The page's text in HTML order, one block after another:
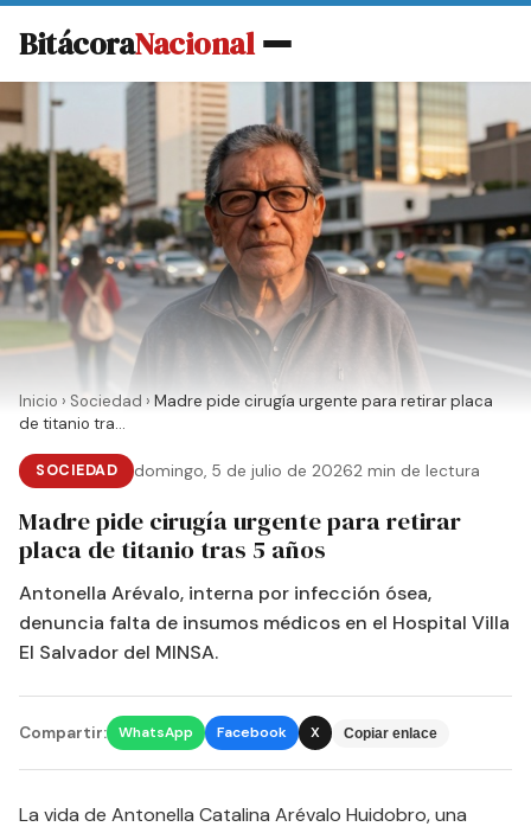
BitácoraNacional
Inicio › Sociedad › Madre pide cirugía urgente para retirar placa
de titanio tra...
SOCIEDAD domingo, 5 de julio de 20262 min de lectura
Madre pide cirugía urgente para retirar
placa de titanio tras 5 años
Antonella Arévalo, interna por infección ósea,
denuncia falta de insumos médicos en el Hospital Villa
El Salvador del MINSA.
Compartir: WhatsApp Facebook X Copiar enlace
La vida de Antonella Catalina Arévalo Huidobro, una